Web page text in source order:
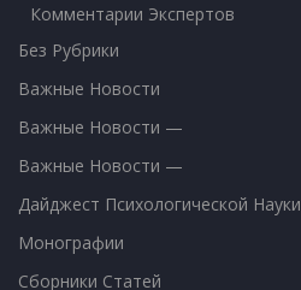
Комментарии Экспертов
Без Рубрики
Важные Новости
Важные Новости —
Важные Новости —
Дайджест Психологической Науки
Монографии
Сборники Статей